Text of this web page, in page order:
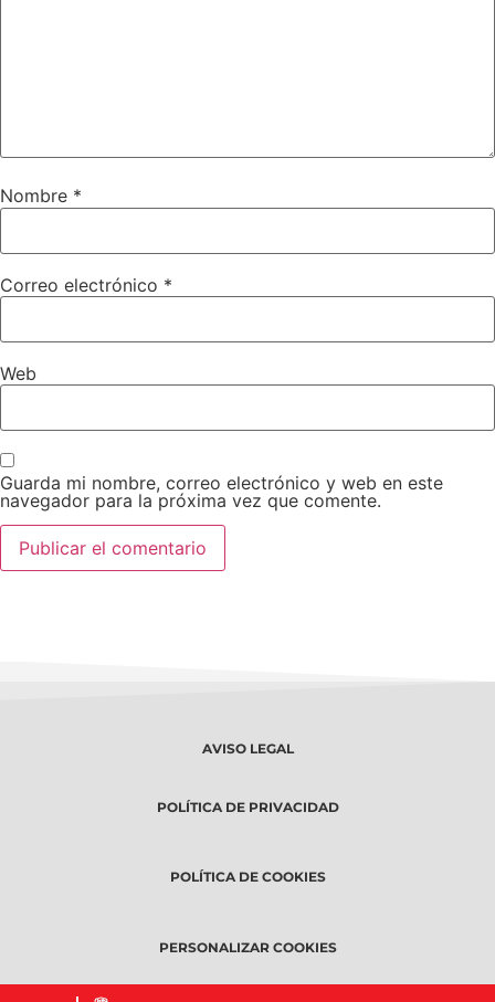
Nombre *
Correo electrónico *
Web
Guarda mi nombre, correo electrónico y web en este
navegador para la próxima vez que comente.
AVISO LEGAL
POLÍTICA DE PRIVACIDAD
POLÍTICA DE COOKIES
PERSONALIZAR COOKIES